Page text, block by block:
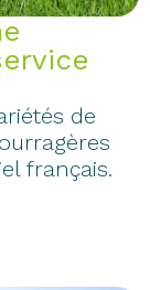
de
français.